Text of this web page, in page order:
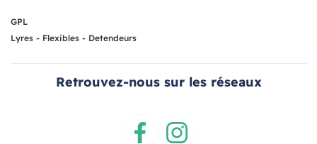
GPL
Lyres - Flexibles - Detendeurs
Retrouvez-nous sur les réseaux